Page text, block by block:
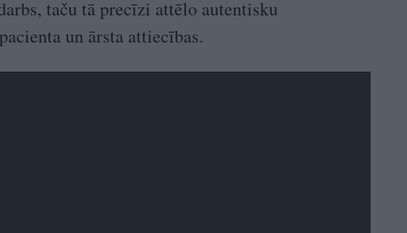
taču tā precīzi attēlo autentisku
un ārsta attiecības.